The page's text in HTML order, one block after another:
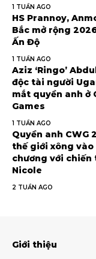
1 TUẦN AGO
HS Prannoy,
Bắc mở rộng
Ấn Độ
1 TUẦN AGO
Aziz ‘Ringo’
độc tài người
mắt quyền anh ở
Games
1 TUẦN AGO
Quyền anh CWG
thế giới xông
chương với
Nicole
2 TUẦN AGO
Giới thiệu